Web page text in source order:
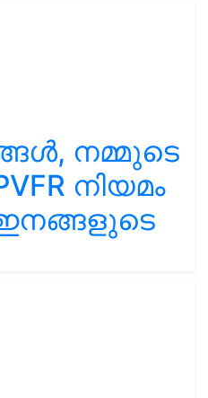
നമ്മുടെ
നിയമം